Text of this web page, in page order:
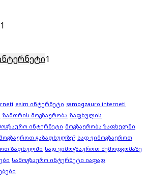
1
1
esim ინტერნეტი samogzauro interneti
ზამთრის მოგზაურობა ზაფხულის
ინტერნეტი მოგზაურობა ზაფხულში
გაზაფხულზე? სად ვიმოგზაუროთ
ზაფხულში სად ვიმოგზაუროთ შემოდგომაზე
სამოგზაურო ინტერნეტი იაფად